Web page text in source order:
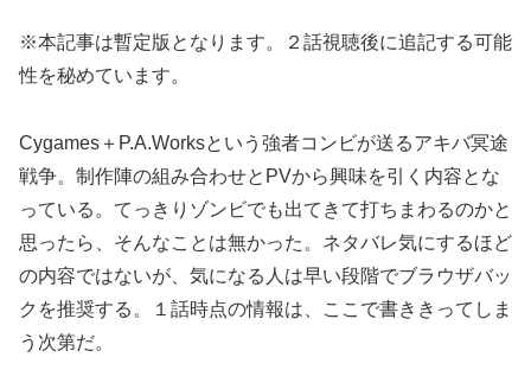
※本記事は暫定版となります。２話視聴後に追記する可能
性を秘めています。
Cygames＋P.A.Worksという強者コンビが送るアキバ冥途
戦争。制作陣の組み合わせとPVから興味を引く内容とな
っている。てっきりゾンビでも出てきて打ちまわるのかと
思ったら、そんなことは無かった。ネタバレ気にするほど
の内容ではないが、気になる人は早い段階でブラウザバッ
クを推奨する。１話時点の情報は、ここで書ききってしま
う次第だ。